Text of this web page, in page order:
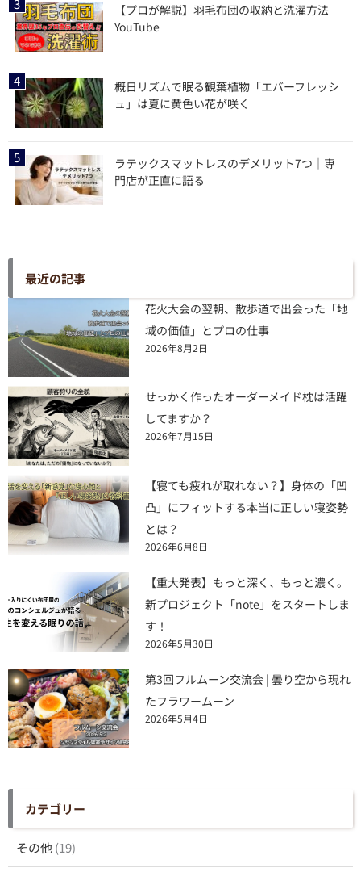
【プロが解説】羽毛布団の収納と洗濯方法
YouTube
概日リズムで眠る観葉植物「エバーフレッシ
ュ」は夏に黄色い花が咲く
ラテックスマットレスのデメリット7つ｜専
門店が正直に語る
最近の記事
花火大会の翌朝、散歩道で出会った「地
域の価値」とプロの仕事
2026年8月2日
せっかく作ったオーダーメイド枕は活躍
してますか？
2026年7月15日
【寝ても疲れが取れない？】身体の「凹
凸」にフィットする本当に正しい寝姿勢
とは？
2026年6月8日
【重大発表】もっと深く、もっと濃く。
新プロジェクト「note」をスタートしま
す！
2026年5月30日
第3回フルムーン交流会 | 曇り空から現れ
たフラワームーン
2026年5月4日
カテゴリー
その他(19)